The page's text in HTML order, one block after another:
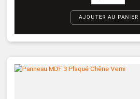
AJOUTER AU PANIER